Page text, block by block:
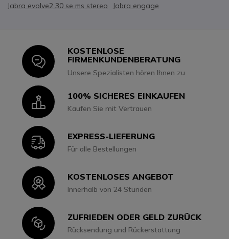
Jabra evolve2 30 se ms stereo
Jabra engage
Icon
KOSTENLOSE
FIRMENKUNDENBERATUNG
Unsere Spezialisten hören Ihnen zu
Icon100% SICHERES EINKAUFEN
Kaufen Sie mit Vertrauen
IconEXPRESS-LIEFERUNG
Für alle Bestellungen
IconKOSTENLOSES ANGEBOT
Innerhalb von 24 Stunden
IconZUFRIEDEN ODER GELD ZURÜCK
Rücksendung und Rückerstattung